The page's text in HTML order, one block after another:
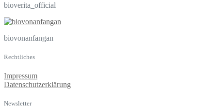
bioverita_official
biovonanfangan
Rechtliches
Impressum
Datenschutzerklärung
Newsletter